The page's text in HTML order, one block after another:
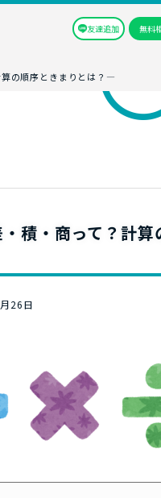
友達追加 無料
の順序ときまりとは？―
積・商って？計算
26日